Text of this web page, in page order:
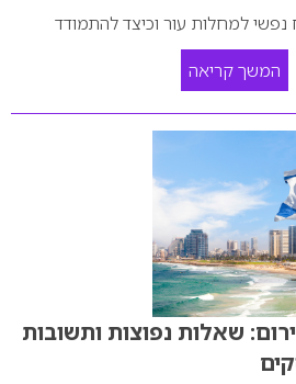
למחלות עור וכיצד להתמודד
המשך קריאה
שאלות נפוצות ותשובות